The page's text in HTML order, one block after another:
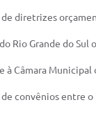
diretrizes
Rio Grande do
à Câmara
convênios entre